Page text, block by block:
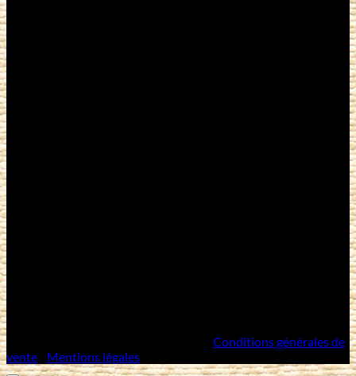
Conditions générales de
vente
Mentions légales